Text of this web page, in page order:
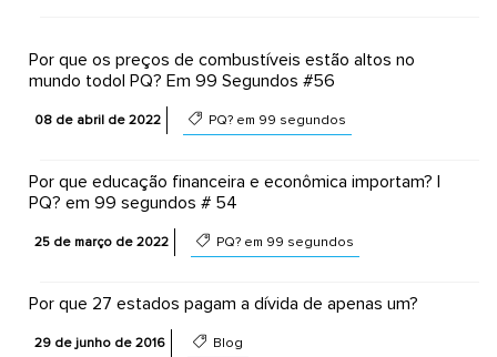
Por que os preços de combustíveis estão altos no
mundo todo| PQ? Em 99 Segundos #56
08 de abril de 2022 PQ? em 99 segundos
Por que educação financeira e econômica importam? |
PQ? em 99 segundos # 54
25 de março de 2022 PQ? em 99 segundos
Por que 27 estados pagam a dívida de apenas um?
29 de junho de 2016 Blog